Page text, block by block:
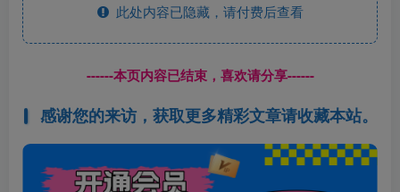
此处内容已隐藏，请付费后查看
------本页内容已结束，喜欢请分享------
感谢您的来访，获取更多精彩文章请收藏本站。